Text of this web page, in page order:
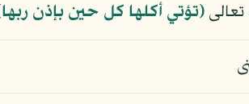
﴿تؤتي أكلها كل حين بإذن